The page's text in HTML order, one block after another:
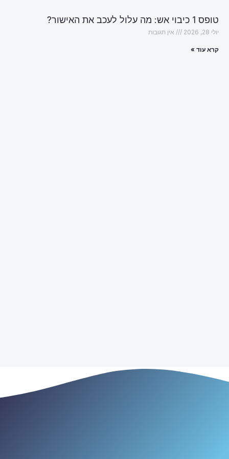
טופס 1 כיבוי אש: מה עלול לעכב את האישור?
יולי 28, 2026 אין תגובות
קרא עוד »